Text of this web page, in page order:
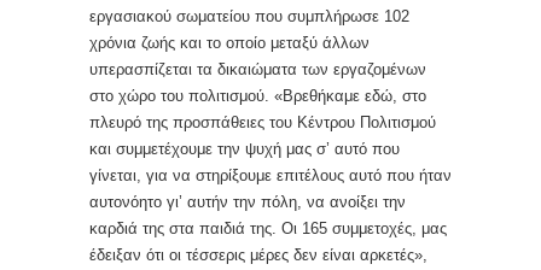
εργασιακού σωματείου που συμπλήρωσε 102
χρόνια ζωής και το οποίο μεταξύ άλλων
υπερασπίζεται τα δικαιώματα των εργαζομένων
στο χώρο του πολιτισμού. «Βρεθήκαμε εδώ, στο
πλευρό της προσπάθειες του Κέντρου Πολιτισμού
και συμμετέχουμε την ψυχή μας σ’ αυτό που
γίνεται, για να στηρίξουμε επιτέλους αυτό που ήταν
αυτονόητο γι’ αυτήν την πόλη, να ανοίξει την
καρδιά της στα παιδιά της. Οι 165 συμμετοχές, μας
έδειξαν ότι οι τέσσερις μέρες δεν είναι αρκετές»,